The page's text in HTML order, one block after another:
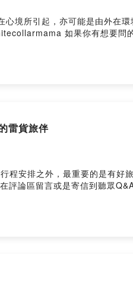
境所引起，亦可能是由外在環
雷貨旅伴